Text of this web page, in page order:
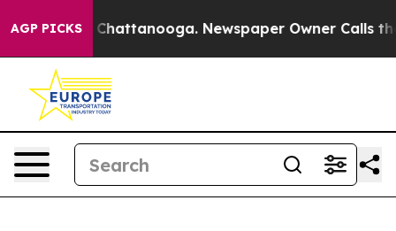
AGP PICKSin Chattanooga. Newspaper Owner Calls the